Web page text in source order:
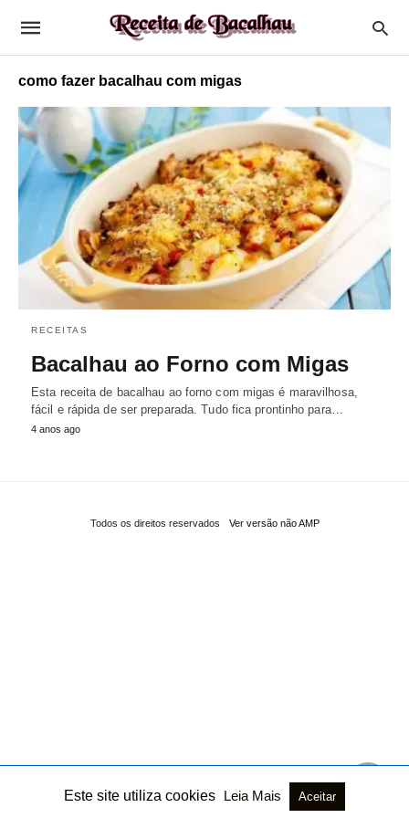
como fazer bacalhau com migas
RECEITAS
Bacalhau ao Forno com Migas
Esta receita de bacalhau ao forno com migas é maravilhosa,
fácil e rápida de ser preparada. Tudo fica prontinho para…
4 anos ago
Todos os direitos reservados Ver versão não AMP
Este site utiliza cookies Leia Mais Aceitar